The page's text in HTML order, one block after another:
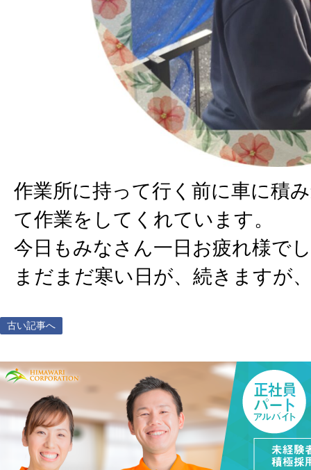
作業所に持って行く前に車に積
て作業をしてくれています。
今日もみなさん一日お疲れ様で
まだまだ寒い日が、続きますが
古い記事へ